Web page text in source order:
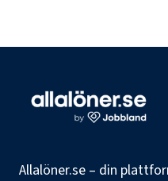
Allalöner.se – din